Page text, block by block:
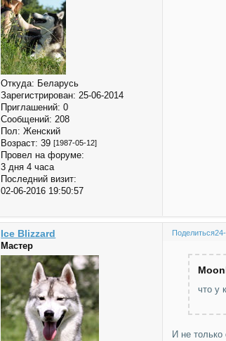
Откуда: Беларусь
Зарегистрирован: 25-06-2014
Приглашений: 0
Сообщений: 208
Пол: Женский
Возраст: 39[1987-05-12]
Провел на форуме:
3 дня 4 часа
Последний визит:
02-06-2016 19:50:57
Поделиться
Ice Blizzard
Мастер
что у
И не